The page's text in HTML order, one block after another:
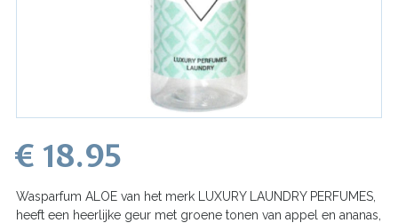
€ 18.95
Wasparfum ALOE van het merk LUXURY LAUNDRY PERFUMES,
heeft een heerlijke geur met groene tonen van appel en ananas,